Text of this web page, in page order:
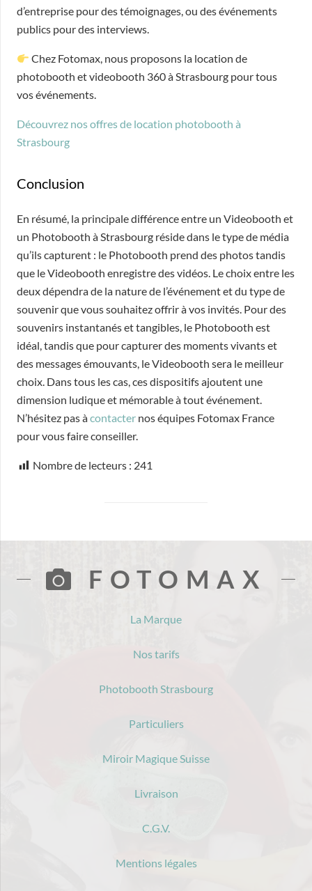
d’entreprise pour des témoignages, ou des événements
publics pour des interviews.
Chez Fotomax, nous proposons la location de
photobooth et videobooth 360 à Strasbourg pour tous
vos événements.
Découvrez nos offres de location photobooth à
Strasbourg
Conclusion
En résumé, la principale différence entre un Videobooth et
un Photobooth à Strasbourg réside dans le type de média
qu’ils capturent : le Photobooth prend des photos tandis
que le Videobooth enregistre des vidéos. Le choix entre les
deux dépendra de la nature de l’événement et du type de
souvenir que vous souhaitez offrir à vos invités. Pour des
souvenirs instantanés et tangibles, le Photobooth est
idéal, tandis que pour capturer des moments vivants et
des messages émouvants, le Videobooth sera le meilleur
choix. Dans tous les cas, ces dispositifs ajoutent une
dimension ludique et mémorable à tout événement.
N’hésitez pas àcontacter nos équipes Fotomax France
pour vous faire conseiller.
Nombre de lecteurs : 241
FOTOMAX
La Marque
Nos tarifs
Photobooth Strasbourg
Particuliers
Miroir Magique Suisse
Livraison
C.G.V.
Mentions légales